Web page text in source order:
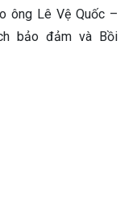
ông Lê Vệ Quốc –
bảo đảm và Bồi